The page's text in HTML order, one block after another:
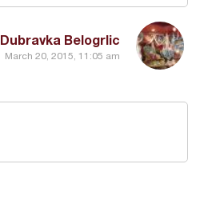
Dubravka Belogrlic
March 20, 2015, 11:05 am